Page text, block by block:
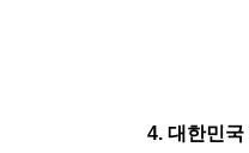
4.대한민